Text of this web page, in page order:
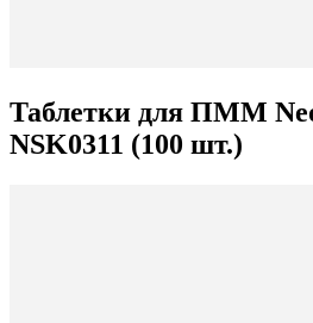
Таблетки для ПММ
NSK0311 (100 шт.)